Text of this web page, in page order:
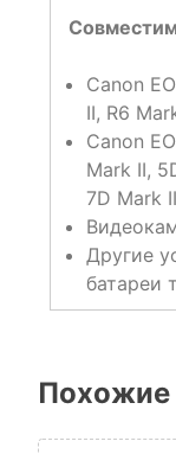
Canon
II, R6
Canon
Mark II,
7D Mark
Другие
батареи
Похожие